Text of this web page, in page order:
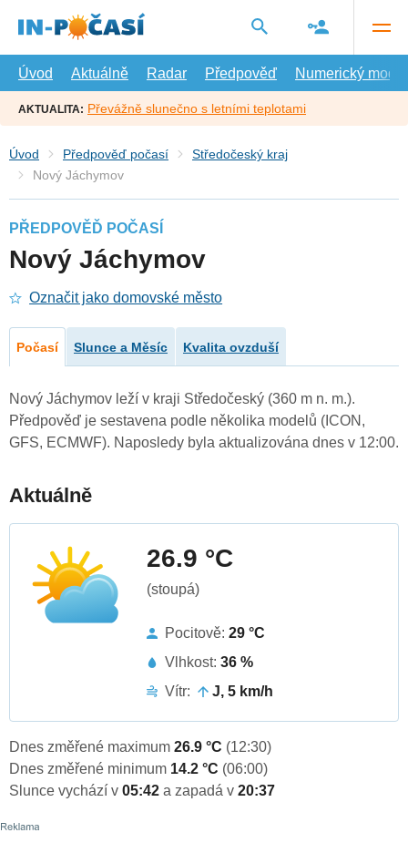
hlavní
Úvod
Aktuálně Radar Předpověď Numerický model
AKTUALITA: Převážně slunečno s letními teplotami
Úvod Předpověď počasí
Středočeský kraj
Nový Jáchymov
PŘEDPOVĚĎ POČASÍ
Nový Jáchymov
Označit jako domovské město
Počasí Slunce a Měsíc Kvalita ovzduší
Nový Jáchymov leží v kraji Středočeský (360 m n. m.).
Předpověď je sestavena podle několika modelů (ICON,
GFS, ECMWF). Naposledy byla aktualizována dnes v 12:00.
Aktuálně
26.9 °C
(stoupá)
Pocitově: 29 °C
Vlhkost: 36 %
Vítr:
J, 5 km/h
Dnes změřené maximum 26.9 °C (12:30)
Dnes změřené minimum 14.2 °C (06:00)
Slunce vychází v 05:42 a zapadá v 20:37